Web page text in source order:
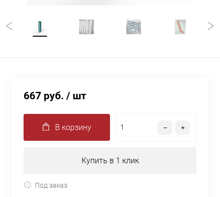
667 руб. / шт
В корзину
Купить в 1 клик
Под заказ